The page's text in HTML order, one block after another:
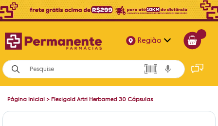
Região
Alagoas
Bahia
Página Inicial > Flexigold Artri Herbamed 30 Cápsulas